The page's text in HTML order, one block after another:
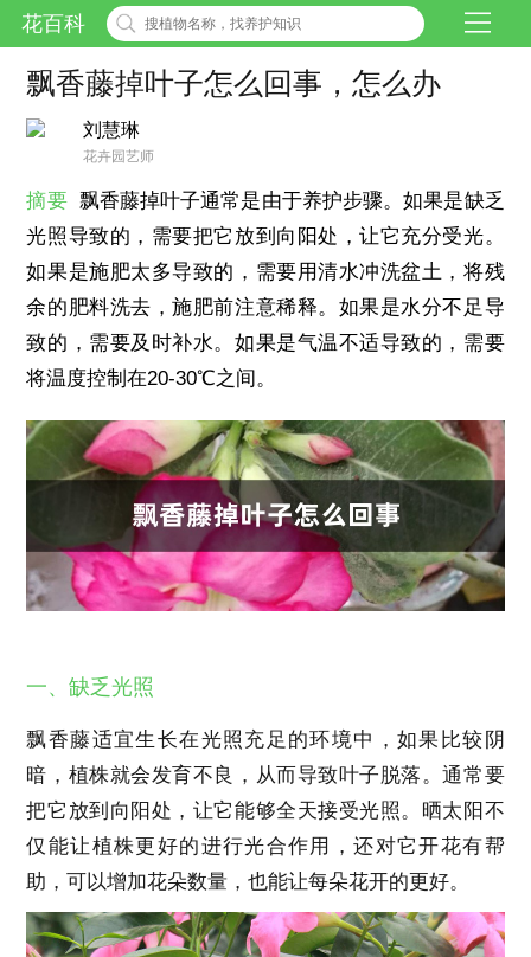
花百科
飘香藤掉叶子怎么回事，怎么办
刘慧琳
花卉园艺师
摘要 飘香藤掉叶子通常是由于养护步骤。如果是缺乏
光照导致的，需要把它放到向阳处，让它充分受光。
如果是施肥太多导致的，需要用清水冲洗盆土，将残
余的肥料洗去，施肥前注意稀释。如果是水分不足导
致的，需要及时补水。如果是气温不适导致的，需要
将温度控制在20-30℃之间。
一、缺乏光照
飘香藤适宜生长在光照充足的环境中，如果比较阴
暗，植株就会发育不良，从而导致叶子脱落。通常要
把它放到向阳处，让它能够全天接受光照。晒太阳不
仅能让植株更好的进行光合作用，还对它开花有帮
助，可以增加花朵数量，也能让每朵花开的更好。